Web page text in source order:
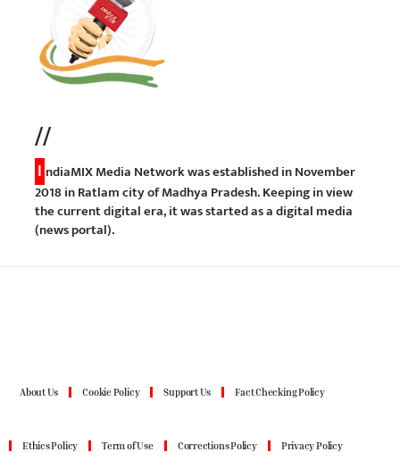
//
I ndiaMIX Media Network was established in November
2018 in Ratlam city of Madhya Pradesh. Keeping in view
the current digital era, it was started as a digital media
(news portal).
About Us Cookie Policy Support Us Fact Checking Policy
Ethics Policy Term of Use Corrections Policy Privacy Policy